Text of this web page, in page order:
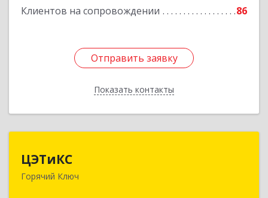
Клиентов на сопровождении 86
Отправить заявку
Показать контакты
Подробнее
Отправить заявку
Назад
ЦЭТиКС
Горячий Ключ
353290, Краснодарский край, Горячий Ключ г,